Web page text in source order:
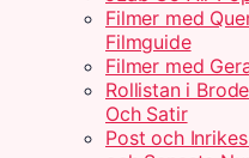
Filmer med
Filmguide
Filmer med
Rollistan i
Och Satir
Post och